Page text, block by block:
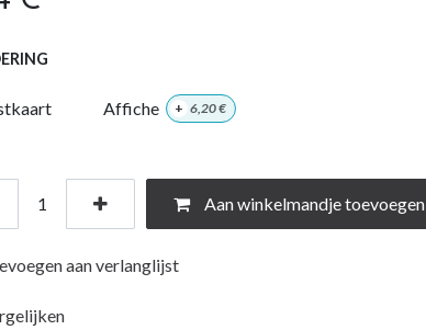
Affiche + 6,20€
Aan winkelmandje toevoegen
aan verlanglijst